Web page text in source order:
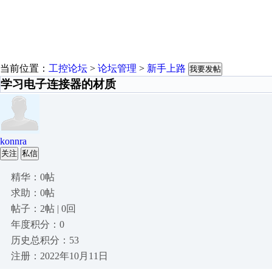
当前位置： 工控论坛 > 论坛管理 > 新手上路 我要发帖
学习电子连接器的材质
konnra
关注 私信
精华：0帖
求助：0帖
帖子：2帖 | 0回
年度积分：0
历史总积分：53
注册：2022年10月11日